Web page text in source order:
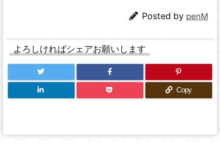
Posted by penM
よろしければシェアお願いします
Copy